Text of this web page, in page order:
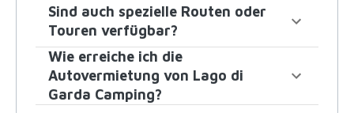
Sind auch spezielle Routen oder
Touren verfügbar?
Wie erreiche ich die
Autovermietung von Lago di
Garda Camping?